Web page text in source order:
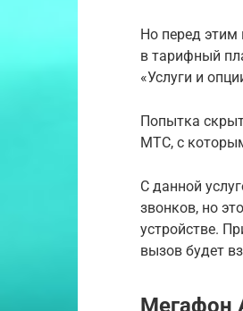
Но перед этим
в тарифный
«Услуги и
Попытка
МТС, с
С данной
звонков, но
устройстве.
вызов будет
Мегафон